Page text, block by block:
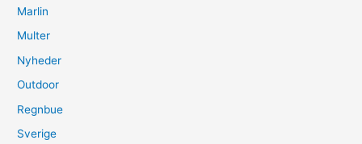
Marlin
Multer
Nyheder
Outdoor
Regnbue
Sverige